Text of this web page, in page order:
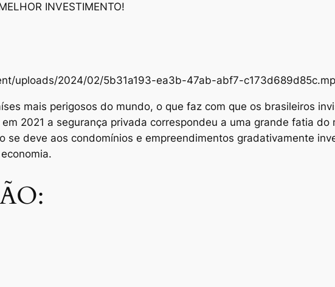
INVESTIMENTO!
uploads/2024/02/5b31a193-ea3b-47ab-abf7-
mais perigosos do mundo, o que faz com que os brasileiros
2021 a segurança privada correspondeu a uma grande fatia do
deve aos condomínios e empreendimentos gradativamente